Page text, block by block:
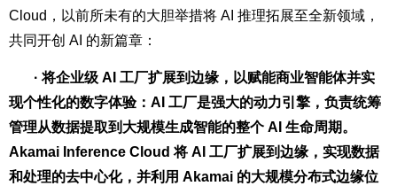
Cloud，以前所未有的大胆举措将 AI 推理拓展至全新领域，
共同开创 AI 的新篇章：
· 将企业级 AI 工厂扩展到边缘，以赋能商业智能体并实
现个性化的数字体验：AI 工厂是强大的动力引擎，负责统筹
管理从数据提取到大规模生成智能的整个 AI 生命周期。
Akamai Inference Cloud 将 AI 工厂扩展到边缘，实现数据
和处理的去中心化，并利用 Akamai 的大规模分布式边缘位